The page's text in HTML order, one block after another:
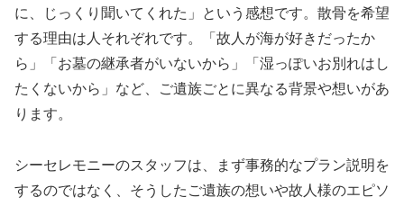
に、じっくり聞いてくれた」という感想です。散骨を希望
する理由は人それぞれです。「故人が海が好きだったか
ら」「お墓の継承者がいないから」「湿っぽいお別れはし
たくないから」など、ご遺族ごとに異なる背景や想いがあ
ります。
シーセレモニーのスタッフは、まず事務的なプラン説明を
するのではなく、そうしたご遺族の想いや故人様のエピソ